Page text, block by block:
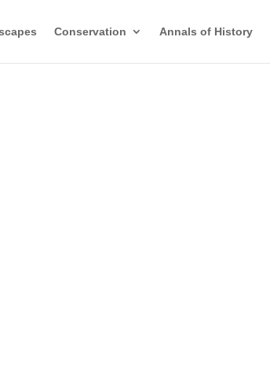
Conservation Annals of History